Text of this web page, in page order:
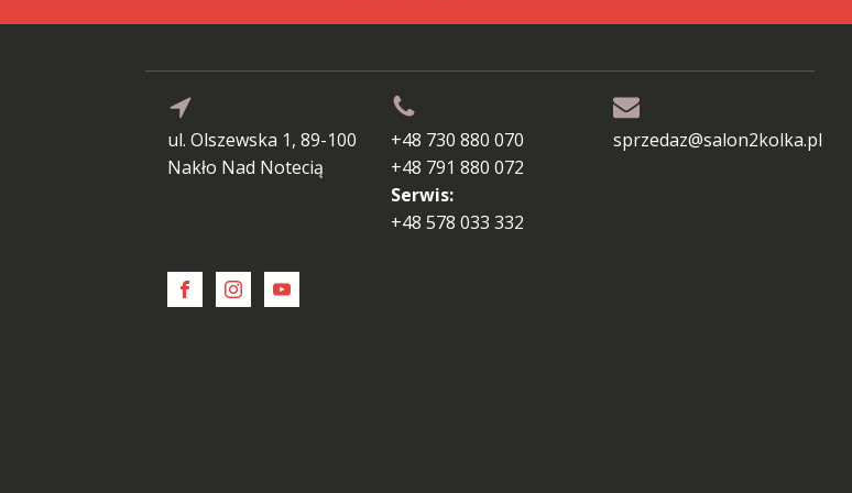
ul. Olszewska 1, 89-100
Nakło Nad Notecią
+48 730 880 070
+48 791 880 072
Serwis:
+48 578 033 332
sprzedaz@salon2kolka.pl